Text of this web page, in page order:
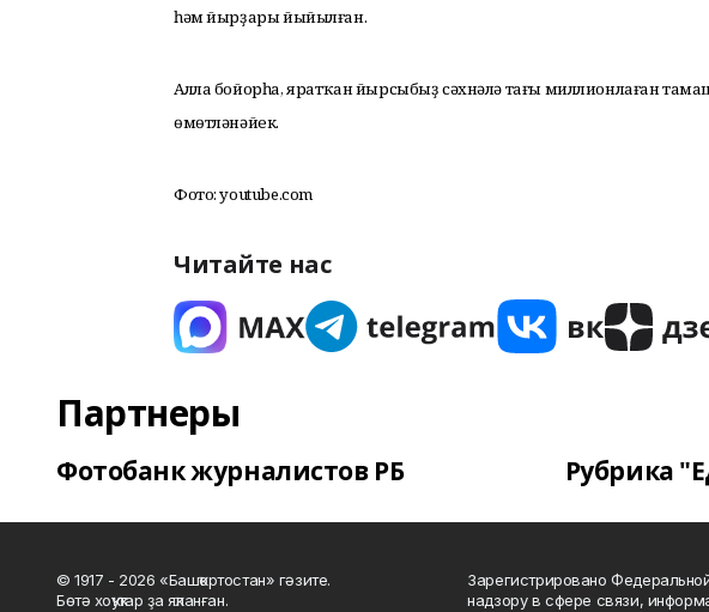
һәм йырҙары йыйылған.
Алла бойорһа, яратҡан йырсыбыҙ сәхнәлә тағы миллионлаған
өмөтләнәйек.
Фото: youtube.com
Читайте нас
Партнеры
Фотобанк журналистов РБ Рубрика
© 1917 - 2026 «Башҡортостан» гәзите.
Бөтә хоҡуҡтар ҙа яҡланған.
Зарегистрировано
надзору в сфере связи,